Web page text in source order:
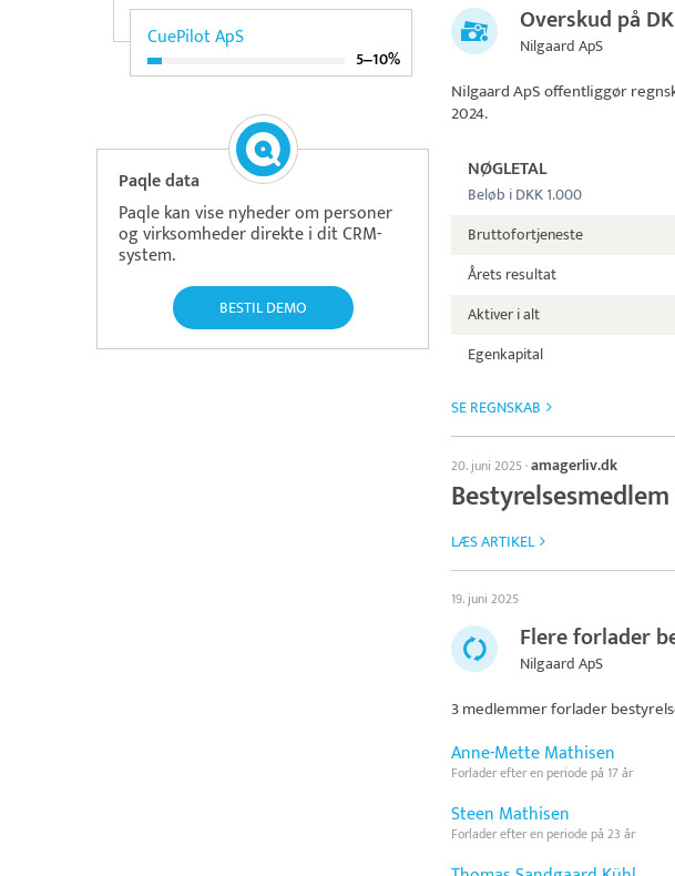
CuePilot ApS
5‒10%
Paqle data
Paqle kan vise nyheder om personer
og virksomheder direkte i dit CRM-
system.
BESTIL DEMO
Overskud på
Nilgaard ApS
Nilgaard ApSoffentliggør
2024.
NØGLETAL
Beløb i DKK 1.000
Bruttofortjeneste
Årets resultat
Aktiver i alt
Egenkapital
SE REGNSKAB
20. juni 2025·amagerliv.dk
LÆS ARTIKEL
19. juni 2025
Flere forlader
Nilgaard ApS
3 medlemmer forlader
Anne-Mette Mathisen
Forlader efter en periode på 17 år
Steen Mathisen
Forlader efter en periode på 23 år